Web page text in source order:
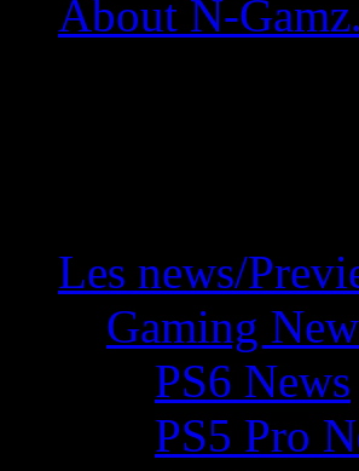
About N-
Les news/
Gaming
PS6 News
PS5 Pro